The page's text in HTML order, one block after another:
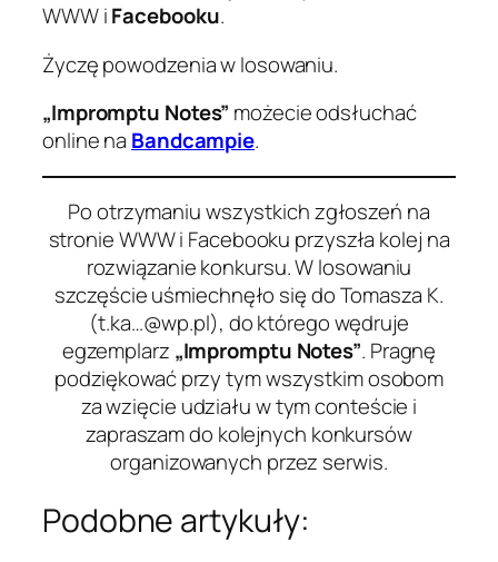
WWW iFacebooku.
Życzę powodzenia w losowaniu.
„Impromptu Notes” możecie odsłuchać
online na Bandcampie.
Po otrzymaniu wszystkich zgłoszeń na
stronie WWW i Facebooku przyszła kolej na
rozwiązanie konkursu. W losowaniu
szczęście uśmiechnęło się do Tomasza K.
(t.ka…@wp.pl), do którego wędruje
egzemplarz „Impromptu Notes”. Pragnę
podziękować przy tym wszystkim osobom
za wzięcie udziału w tym conteście i
zapraszam do kolejnych konkursów
organizowanych przez serwis.
Podobne artykuły: